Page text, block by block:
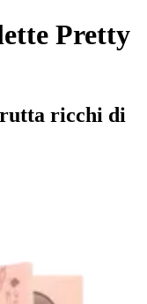
Pretty
ricchi di